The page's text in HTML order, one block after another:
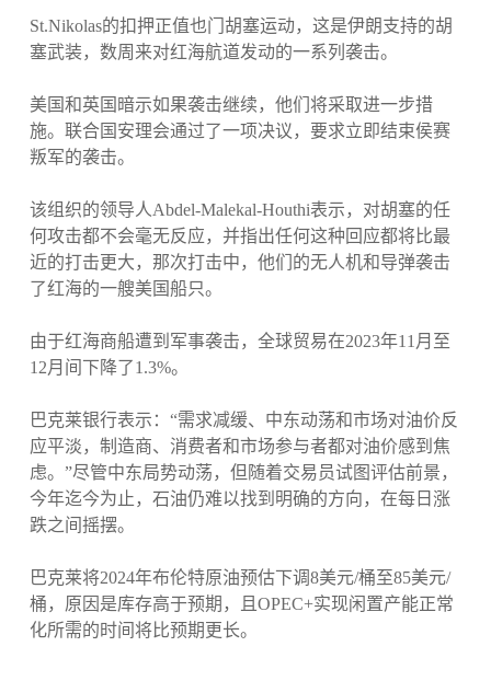
St.Nikolas的扣押正值也门胡塞运动，这是伊朗支持的胡
塞武装，数周来对红海航道发动的一系列袭击。
美国和英国暗示如果袭击继续，他们将采取进一步措
施。联合国安理会通过了一项决议，要求立即结束侯赛
叛军的袭击。
该组织的领导人Abdel-Malekal-Houthi表示，对胡塞的任
何攻击都不会毫无反应，并指出任何这种回应都将比最
近的打击更大，那次打击中，他们的无人机和导弹袭击
了红海的一艘美国船只。
由于红海商船遭到军事袭击，全球贸易在2023年11月至
12月间下降了1.3%。
巴克莱银行表示：“需求减缓、中东动荡和市场对油价反
应平淡，制造商、消费者和市场参与者都对油价感到焦
虑。”尽管中东局势动荡，但随着交易员试图评估前景，
今年迄今为止，石油仍难以找到明确的方向，在每日涨
跌之间摇摆。
巴克莱将2024年布伦特原油预估下调8美元/桶至85美元/
桶，原因是库存高于预期，且OPEC+实现闲置产能正常
化所需的时间将比预期更长。